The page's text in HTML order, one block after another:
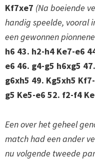
Kf7xe7 (Na boeiende
handig speelde, vooral
een gewonnen
h6 43. h2-h4 Ke7-e6
e6 46. g4-g5 h6xg5
g6xh5 49. Kg5xh5
g5 Ke5-e6 52. f2-f4
Een over het geheel
match had een ander
nu volgende tweede